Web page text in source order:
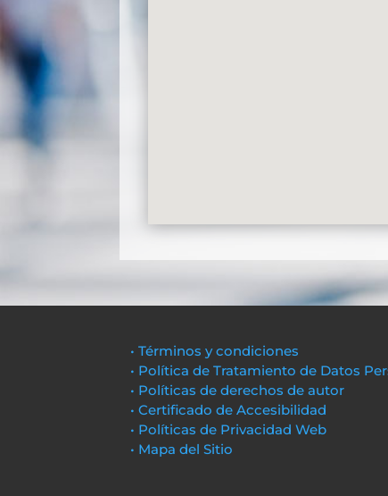
• Términos y condiciones
• Política de Tratamiento de Datos
• Políticas de derechos de autor
• Certificado de Accesibilidad
• Políticas de Privacidad Web
• Mapa del Sitio